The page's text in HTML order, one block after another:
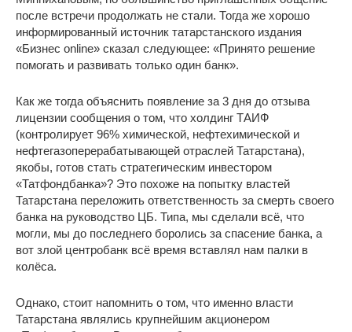
после встречи продолжать не стали. Тогда же хорошо
информированный источник татарстанского издания
«Бизнес online» сказал следующее: «Принято решение
помогать и развивать только один банк».
Как же тогда объяснить появление за 3 дня до отзыва
лицензии сообщения о том, что холдинг ТАИФ
(контролирует 96% химической, нефтехимической и
нефтегазоперерабатывающей отраслей Татарстана),
якобы, готов стать стратегическим инвестором
«Татфондбанка»? Это похоже на попытку властей
Татарстана переложить ответственность за смерть своего
банка на руководство ЦБ. Типа, мы сделали всё, что
могли, мы до последнего боролись за спасение банка, а
вот злой центробанк всё время вставлял нам палки в
колёса.
Однако, стоит напомнить о том, что именно власти
Татарстана являлись крупнейшим акционером